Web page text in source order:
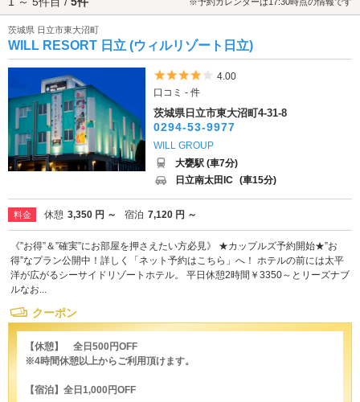
国之常立神(くにとこたちのみこと)をはじめとする188柱の神々です。境内
にそびえ立つ推定樹齢500年、県の天然記念物に指定される『御岩山の三本
杉』は幹の周囲が8mほどあり、地上3mのあたりからそれぞれの幹が3本に
分かれまっすぐ伸びている様はとてもエネルギッシュ。観光・デートを満
喫したらラブホテルでひと休み。日立・北茨城エリアのラブホテルは、日
立市、高萩市、北茨城市内にそれぞれ点在しています。カップルズ予約が
できるホテルもあるのでさっそくチェックしてみましょう。
※予約カレンダーは17:30時点の情報です
茨城県 日立市東大沼町
WILL RESORT 日立 (ウィルリゾート日立)
5つ星のうち4
4.00
口コミ - 件
茨城県日立市東大沼町4-31-8
0294-53-9977
WILL GROUP
大甕駅 (車7分)
日立南太田IC (車15分)
料金 休憩 3,350 円 ～ 宿泊 7,120 円 ～
《”お得”＆”確実”にお部屋を押さえたい方必見》 ★カップルズ予約開始★”お
得”なプラン公開中！詳しく「ネット予約はこちら」へ！ ホテルの前には太平
洋が広がるシーサイドリゾートホテル。 平日休憩2時間￥3350～とリーズナブ
ルなお...
クーポン
【休憩】 全日500円OFF
※4時間休憩以上からご利用頂けます。
【宿泊】全日1,000円OFF